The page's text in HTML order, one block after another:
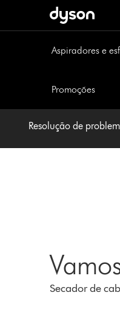
Aspiradores e
Promoções
Resolução de
Secador de